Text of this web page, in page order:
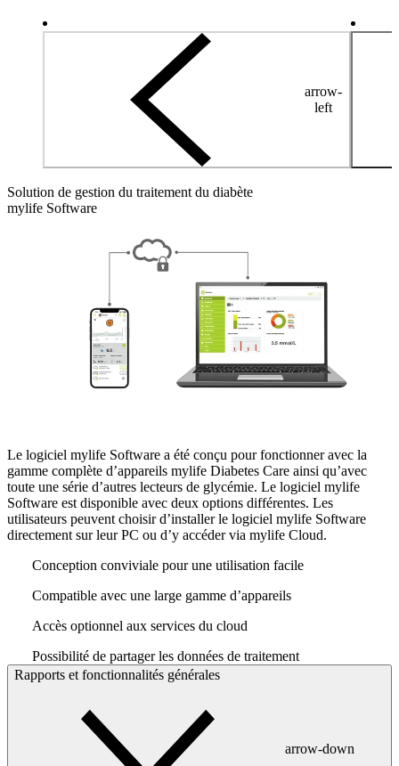
arrow-
left
Solution de gestion du traitement du diabète
mylife Software
Le logiciel mylife Software a été conçu pour fonctionner avec la
gamme complète d’appareils mylife Diabetes Care ainsi qu’avec
toute une série d’autres lecteurs de glycémie. Le logiciel mylife
Software est disponible avec deux options différentes. Les
utilisateurs peuvent choisir d’installer le logiciel mylife Software
directement sur leur PC ou d’y accéder via mylife Cloud.
Conception conviviale pour une utilisation facile
Compatible avec une large gamme d’appareils
Accès optionnel aux services du cloud
Possibilité de partager les données de traitement
Rapports et fonctionnalités générales
arrow-down